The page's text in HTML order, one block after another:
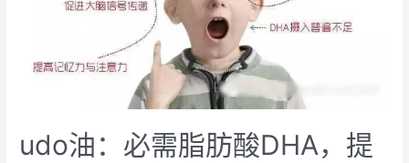
udo油：必需脂肪酸DHA，提